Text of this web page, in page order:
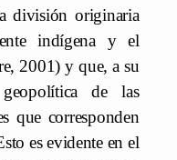
división originaria
indígena y el
2001) y que, a su
de las
que corresponden
es evidente en el